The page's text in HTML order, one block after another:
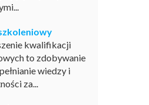
kwalifikacji
to zdobywanie
wiedzy i
za...